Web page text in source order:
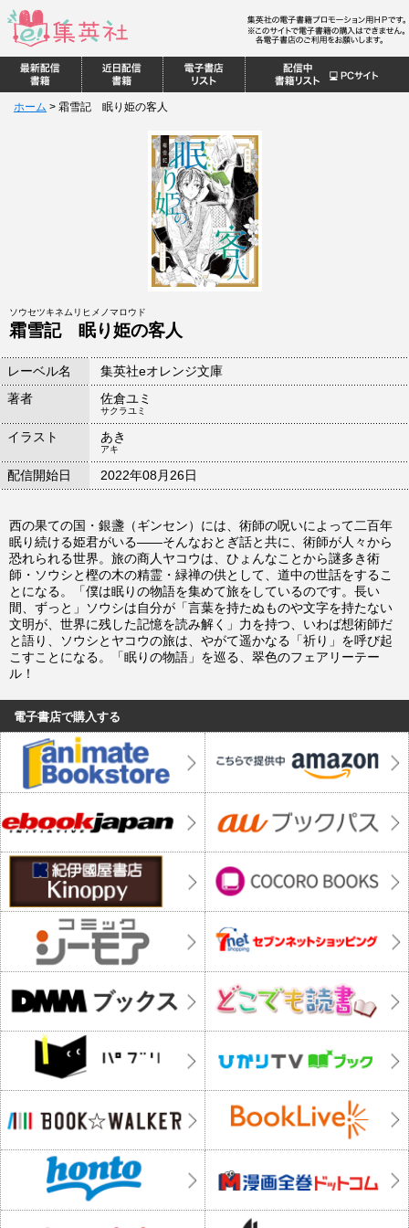
ホーム > 霜雪記 眠り姫の客人
ソウセツキネムリヒメノマロウド
霜雪記 眠り姫の客人
レーベル名
集英社eオレンジ文庫
著者
佐倉ユミ
サクラユミ
イラスト あき
アキ
配信開始日 2022年08月26日
西の果ての国・銀盞（ギンセン）には、術師の呪いによって二百年
眠り続ける姫君がいる――そんなおとぎ話と共に、術師が人々から
恐れられる世界。旅の商人ヤコウは、ひょんなことから謎多き術
師・ソウシと樫の木の精霊・緑禅の供として、道中の世話をするこ
とになる。「僕は眠りの物語を集めて旅をしているのです。長い
間、ずっと」ソウシは自分が「言葉を持たぬものや文字を持たない
文明が、世界に残した記憶を読み解く」力を持つ、いわば想術師だ
と語り、ソウシとヤコウの旅は、やがて遥かなる「祈り」を呼び起
こすことになる。「眠りの物語」を巡る、翠色のフェアリーテー
ル！
電子書店で購入する